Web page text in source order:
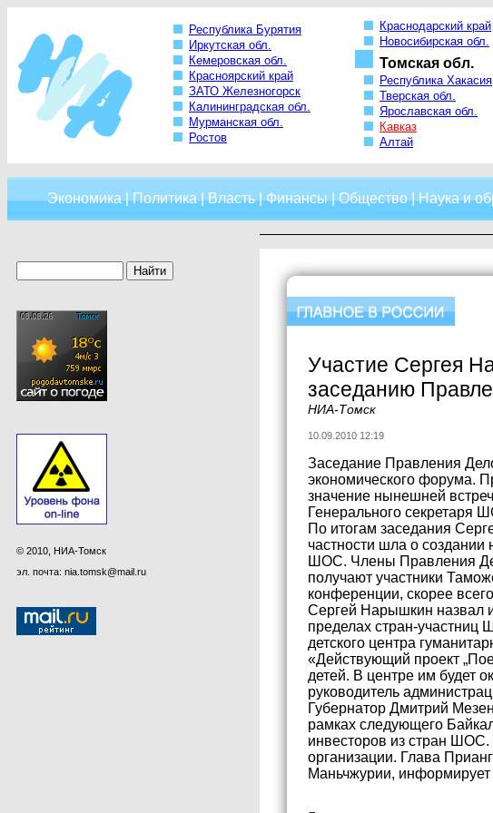
Республика Бурятия
Иркутская обл.
Кемеровская обл.
Красноярский край
ЗАТО Железногорск
Калининградская обл.
Мурманская обл.
Ростов
Краснодарский край
Новосибирская обл.
Томская обл.
Республика Хакасия
Тверская обл.
Ярославская обл.
Кавказ
Алтай
Экономика|Политика|Власть|Финансы|Общество|Наука и
© 2010, НИА-Томск
эл. почта: nia.tomsk@mail.ru
Участие Сергея
заседанию
НИА-Томск
10.09.2010 12:19
Заседание Правления
экономического форума.
значение нынешней
Генерального секретаря
По итогам заседания
частности шла о создании
ШОС. Члены Правления
получают участники
конференции, скорее
Сергей Нарышкин назвал
пределах стран-участниц
детского центра
«Действующий проект
детей. В центре им будет
руководитель
Губернатор Дмитрий
рамках следующего
инвесторов из стран ШОС.
организации. Глава
Маньчжурии,